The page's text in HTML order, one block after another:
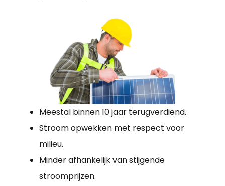
Meestal binnen 10 jaar terugverdiend.
Stroom opwekken met respect voor
milieu.
Minder afhankelijk van stijgende
stroomprijzen.